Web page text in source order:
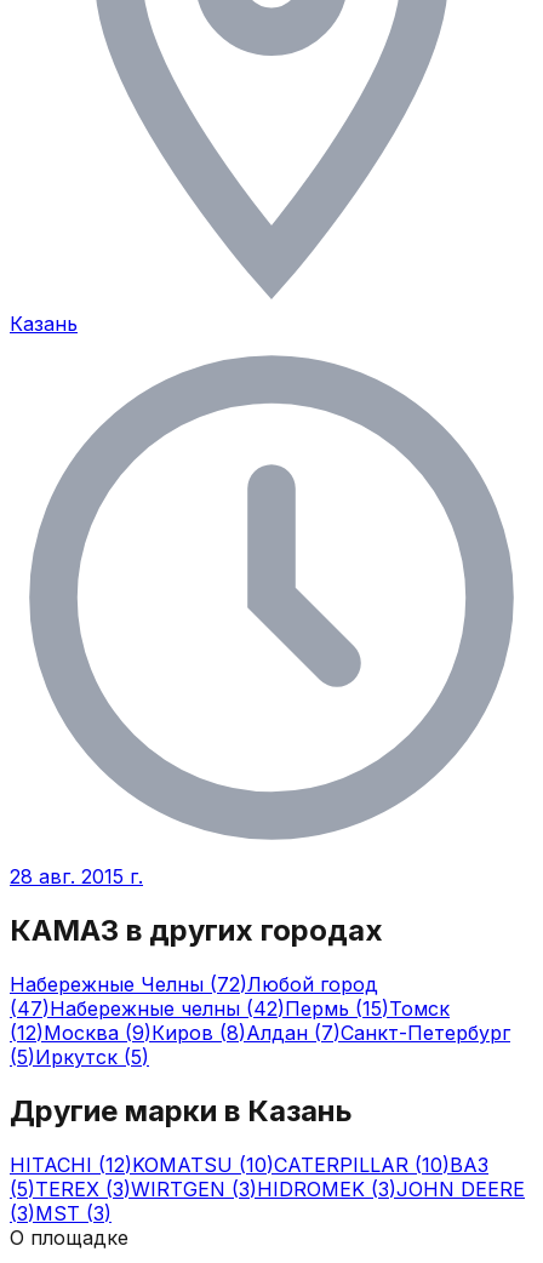
Казань
28 авг. 2015 г.
КАМАЗ в других городах
Набережные Челны (72)Любой город
(47)Набережные челны (42)Пермь (15)Томск
(12)Москва (9)Киров (8)Алдан (7)Санкт-Петербург
(5)Иркутск (5)
Другие марки в Казань
HITACHI (12)KOMATSU (10)CATERPILLAR (10)ВАЗ
(5)TEREX (3)WIRTGEN (3)HIDROMEK (3)JOHN DEERE
(3)MST (3)
О площадке